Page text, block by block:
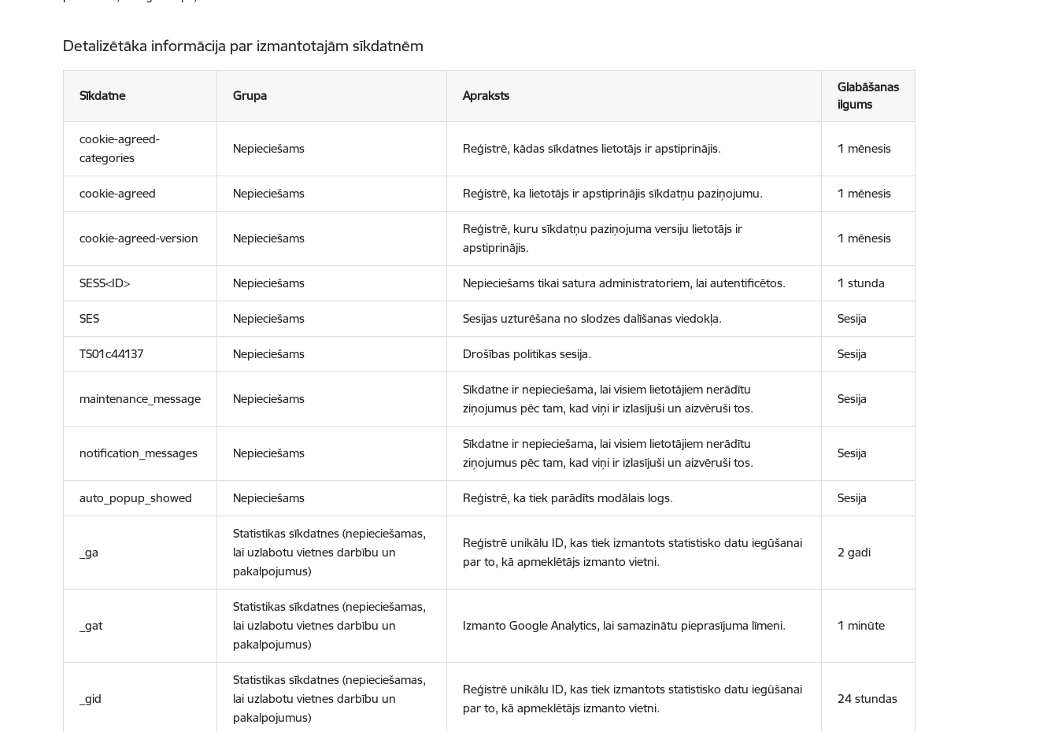
Detalizētāka informācija par izmantotajām sīkdatnēm
Sīkdatne Grupa Apraksts
Glabāšanas
ilgums
cookie-agreed-
categories
Nepieciešams Reģistrē, kādas sīkdatnes lietotājs ir apstiprinājis. 1 mēnesis
cookie-agreed Nepieciešams Reģistrē, ka lietotājs ir apstiprinājis sīkdatņu paziņojumu. 1 mēnesis
cookie-agreed-version Nepieciešams
Reģistrē, kuru sīkdatņu paziņojuma versiju lietotājs ir
apstiprinājis.
1 mēnesis
SESS<ID> Nepieciešams Nepieciešams tikai satura administratoriem, lai autentificētos. 1 stunda
SES Nepieciešams Sesijas uzturēšana no slodzes dalīšanas viedokļa. Sesija
TS01c44137 Nepieciešams Drošības politikas sesija. Sesija
maintenance_message Nepieciešams
Sīkdatne ir nepieciešama, lai visiem lietotājiem nerādītu
ziņojumus pēc tam, kad viņi ir izlasījuši un aizvēruši tos.
Sesija
notification_messages Nepieciešams
Sīkdatne ir nepieciešama, lai visiem lietotājiem nerādītu
ziņojumus pēc tam, kad viņi ir izlasījuši un aizvēruši tos.
Sesija
auto_popup_showed Nepieciešams Reģistrē, ka tiek parādīts modālais logs. Sesija
_ga
Statistikas sīkdatnes (nepieciešamas,
lai uzlabotu vietnes darbību un
pakalpojumus)
Reģistrē unikālu ID, kas tiek izmantots statistisko datu iegūšanai
par to, kā apmeklētājs izmanto vietni.
2 gadi
_gat
Statistikas sīkdatnes (nepieciešamas,
lai uzlabotu vietnes darbību un
pakalpojumus)
Izmanto Google Analytics, lai samazinātu pieprasījuma līmeni. 1 minūte
_gid
Statistikas sīkdatnes (nepieciešamas,
lai uzlabotu vietnes darbību un
pakalpojumus)
Reģistrē unikālu ID, kas tiek izmantots statistisko datu iegūšanai
par to, kā apmeklētājs izmanto vietni.
24 stundas